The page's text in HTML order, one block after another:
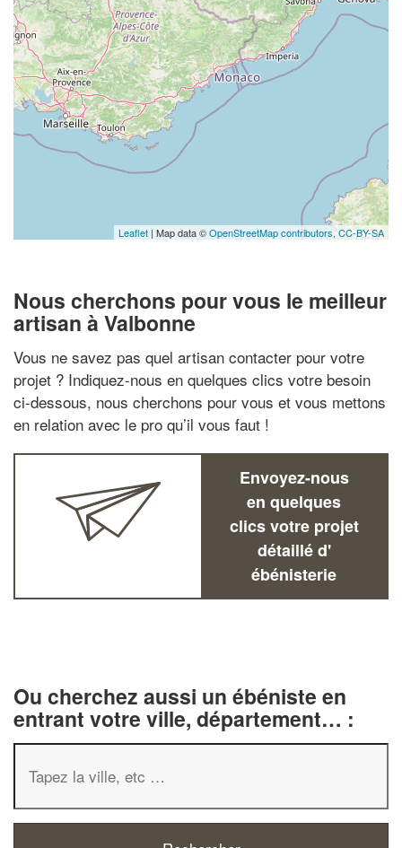
Leaflet | Map data ©OpenStreetMap contributors,CC-BY-SA
Nous cherchons pour vous le meilleur
artisan à Valbonne
Vous ne savez pas quel artisan contacter pour votre
projet ? Indiquez-nous en quelques clics votre besoin
ci-dessous, nous cherchons pour vous et vous mettons
en relation avec le pro qu’il vous faut !
Envoyez-nous
en quelques
clics votre projet
détaillé d'
ébénisterie
Ou cherchez aussi un ébéniste en
entrant votre ville, département… :